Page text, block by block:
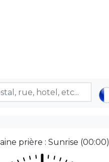
prière : Sunrise (00:00)